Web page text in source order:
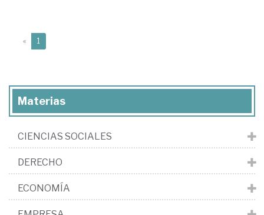
« 1
Materias
CIENCIAS SOCIALES
DERECHO
ECONOMÍA